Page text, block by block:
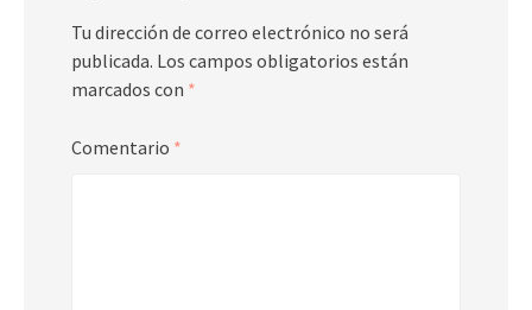
Tu dirección de correo electrónico no será
publicada. Los campos obligatorios están
marcados con *
Comentario *